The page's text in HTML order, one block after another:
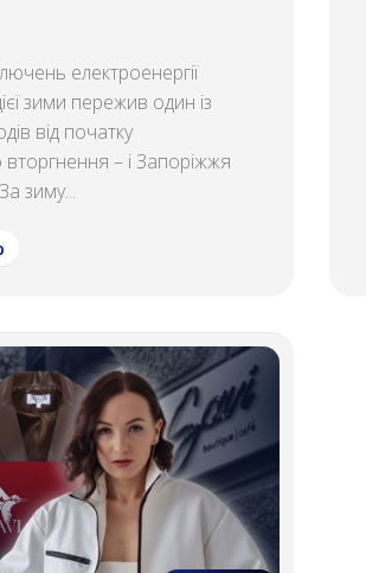
електроенергії
зими пережив один із
від початку
– і Запоріжжя
зиму...